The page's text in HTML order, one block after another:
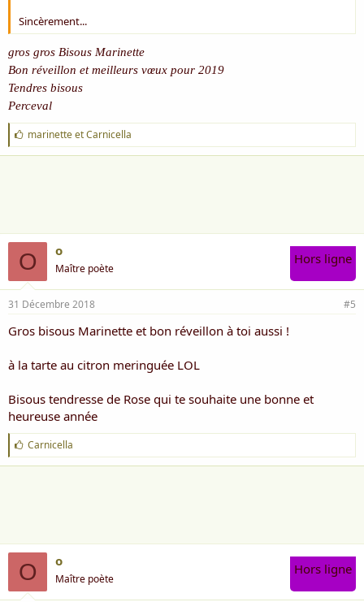
Sincèrement...
gros gros Bisous Marinette
Bon réveillon et meilleurs vœux pour 2019
Tendres bisous
Perceval
J
'
a
marinetteetCarnicella
O o
Maître poète
Hors ligne
31 Décembre 2018 #5
Gros bisous Marinette et bon réveillon à toi aussi !
à la tarte au citron meringuée LOL
Bisous tendresse de Rose qui te souhaite une bonne et
heureuse année
J
'
a
Carnicella
O o
Maître poète
Hors ligne